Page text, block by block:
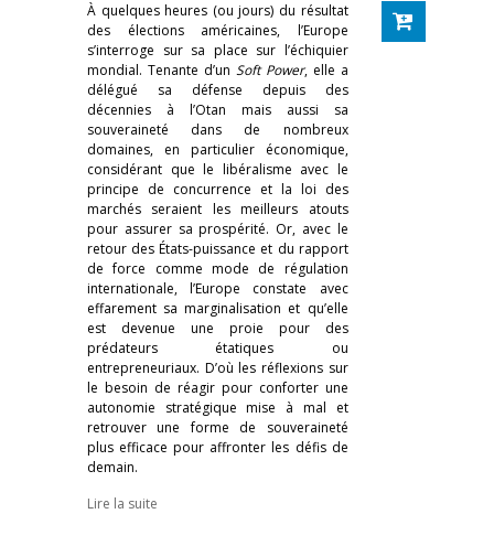
À quelques heures (ou jours) du résultat
des élections américaines, l’Europe
s’interroge sur sa place sur l’échiquier
mondial. Tenante d’un Soft Power, elle a
délégué sa défense depuis des
décennies à l’Otan mais aussi sa
souveraineté dans de nombreux
domaines, en particulier économique,
considérant que le libéralisme avec le
principe de concurrence et la loi des
marchés seraient les meilleurs atouts
pour assurer sa prospérité. Or, avec le
retour des États-puissance et du rapport
de force comme mode de régulation
internationale, l’Europe constate avec
effarement sa marginalisation et qu’elle
est devenue une proie pour des
prédateurs étatiques ou
entrepreneuriaux. D’où les réflexions sur
le besoin de réagir pour conforter une
autonomie stratégique mise à mal et
retrouver une forme de souveraineté
plus efficace pour affronter les défis de
demain.
Lire la suite